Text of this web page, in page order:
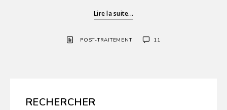
Lire la suite...
POST-TRAITEMENT 11
RECHERCHER